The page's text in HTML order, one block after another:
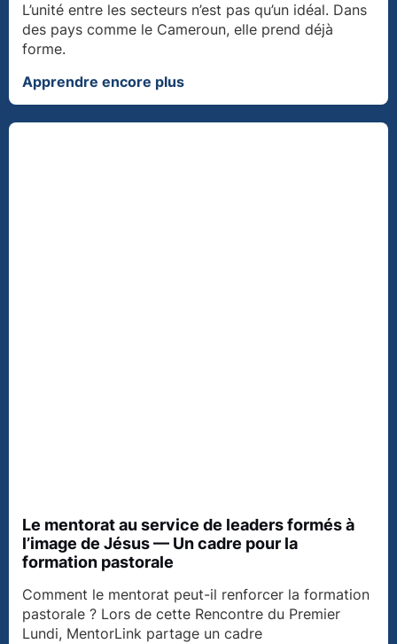
L’unité entre les secteurs n’est pas qu’un idéal. Dans
des pays comme le Cameroun, elle prend déjà
forme.
Apprendre encore plus
Le mentorat au service de leaders formés à
l’image de Jésus — Un cadre pour la
formation pastorale
Comment le mentorat peut-il renforcer la formation
pastorale ? Lors de cette Rencontre du Premier
Lundi, MentorLink partage un cadre